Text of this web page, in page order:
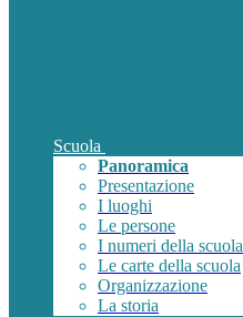
Scuola
Panoramica
Presentazione
I luoghi
Le persone
I numeri della scuola
Le carte della scuola
Organizzazione
La storia